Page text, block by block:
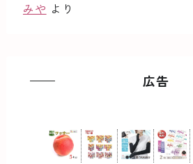
みや より
広告